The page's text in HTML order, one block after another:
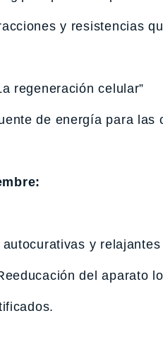
y resistencias
regeneración celular”
de energía para las
y
del aparato